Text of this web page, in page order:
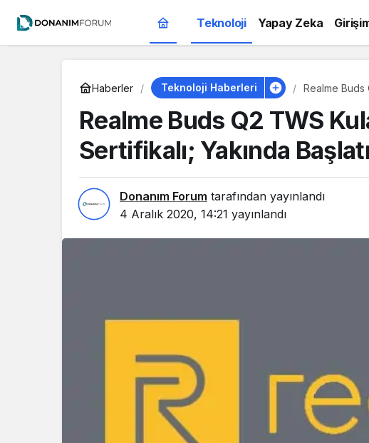
Teknoloji Yapay Zeka
Haberler Teknoloji Haberleri
Realme Buds
Realme Buds Q2 TWS
Sertifikalı; Yakında
Donanım Forum tarafından yayınlandı
4 Aralık 2020, 14:21 yayınlandı